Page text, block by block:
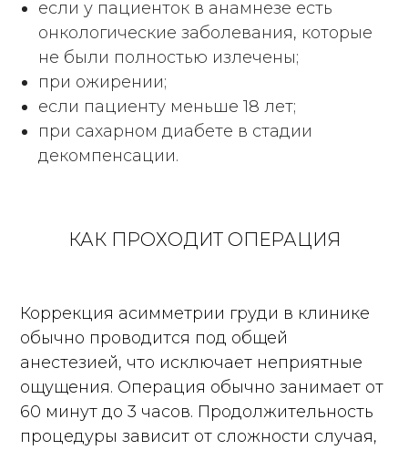
если у пациенток в анамнезе есть
онкологические заболевания, которые
не были полностью излечены;
при ожирении;
если пациенту меньше 18 лет;
при сахарном диабете в стадии
декомпенсации.
КАК ПРОХОДИТ ОПЕРАЦИЯ
Коррекция асимметрии груди в клинике
обычно проводится под общей
анестезией, что исключает неприятные
ощущения. Операция обычно занимает от
60 минут до 3 часов. Продолжительность
процедуры зависит от сложности случая,